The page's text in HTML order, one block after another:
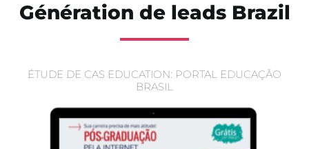
Génération de leads Brazil
ÉTUDE DE CAS EDUCATION: PORTAL EDUCAÇÃO
BRASIL